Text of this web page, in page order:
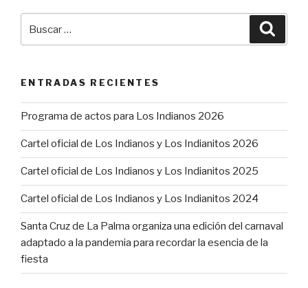
por:
ENTRADAS RECIENTES
Programa de actos para Los Indianos 2026
Cartel oficial de Los Indianos y Los Indianitos 2026
Cartel oficial de Los Indianos y Los Indianitos 2025
Cartel oficial de Los Indianos y Los Indianitos 2024
Santa Cruz de La Palma organiza una edición del carnaval
adaptado a la pandemia para recordar la esencia de la
fiesta